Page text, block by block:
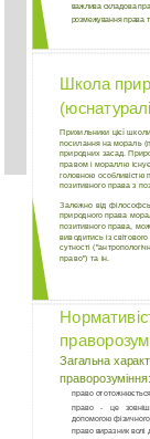
важлива складова
розмежування права
Школа
Прихильники цієї
посилання на мораль
природних засад.
правом і мораллю
головною особливістю
позитивного права з
Залежно від
природного права
позитивного права,
виводитись із
сутності
право") та ін.
Загальна
праворозуміння:
право
право - це
допомогою
право виразник волі